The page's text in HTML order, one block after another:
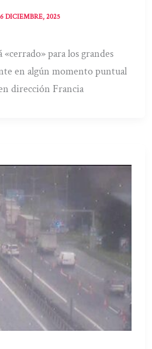
DICIEMBRE, 2025
para los grandes
en algún momento puntual
dirección Francia